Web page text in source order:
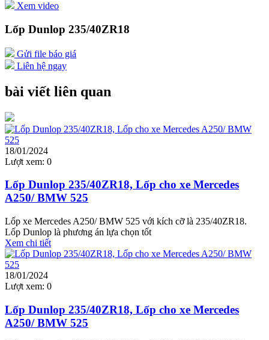
Xem video
Lốp Dunlop 235/40ZR18
Gửi file báo giá
Liên hệ ngay
bài viết liên quan
18/01/2024
Lượt xem: 0
Lốp Dunlop 235/40ZR18, Lốp cho xe Mercedes
A250/ BMW 525
Lốp xe Mercedes A250/ BMW 525 với kích cỡ là 235/40ZR18.
Lốp Dunlop là phương án lựa chọn tốt
Xem chi tiết
18/01/2024
Lượt xem: 0
Lốp Dunlop 235/40ZR18, Lốp cho xe Mercedes
A250/ BMW 525